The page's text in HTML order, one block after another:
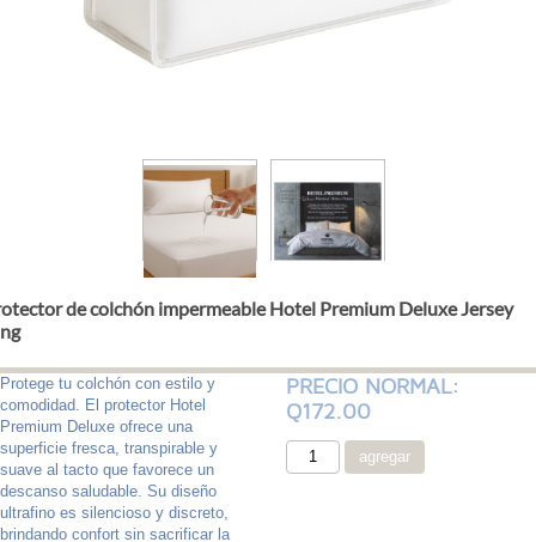
de colchón impermeable Hotel Premium Deluxe Jersey
Protege tu colchón con estilo y
comodidad. El protector Hotel
Premium Deluxe ofrece una
superficie fresca, transpirable y
suave al tacto que favorece un
descanso saludable. Su diseño
ultrafino es silencioso y discreto,
brindando confort sin sacrificar la
PRECIO NORMAL:
Q172.00